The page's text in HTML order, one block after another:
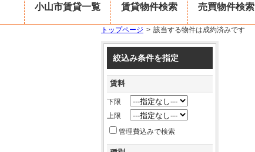
小山市賃貸一覧 賃貸物件検索 売買物件検索
トップページ 該当する物件は成約済みです
絞込み条件を指定
賃料
下限
上限
管理費込みで検索